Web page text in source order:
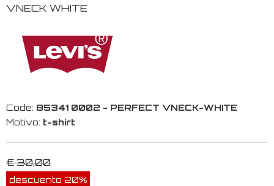
VNECK WHITE
Code: 85341 0002 - PERFECT VNECK-WHITE
Motivo: t-shirt
€ 30,00
descuento 20%